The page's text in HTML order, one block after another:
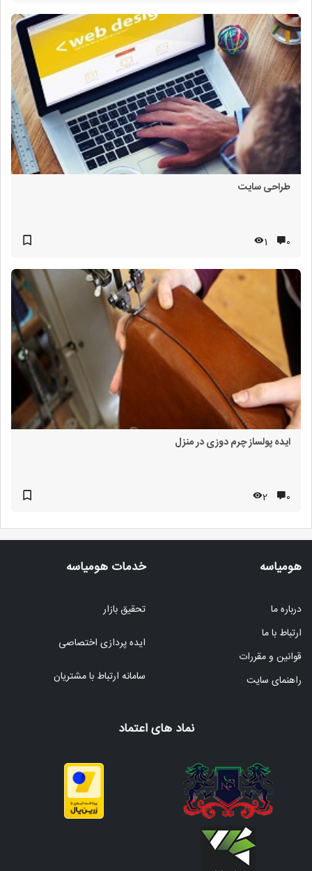
طراحی سایت
۰ 1
ایده پولساز چرم دوزی در منزل
۰ 2
هومیاسه
درباره ما
ارتباط با ما
قوانین و مقررات
راهنمای سایت
خدمات هومیاسه
تحقیق بازار
ایده پردازی اختصاصی
سامانه ارتباط با مشتریان
نماد های اعتماد